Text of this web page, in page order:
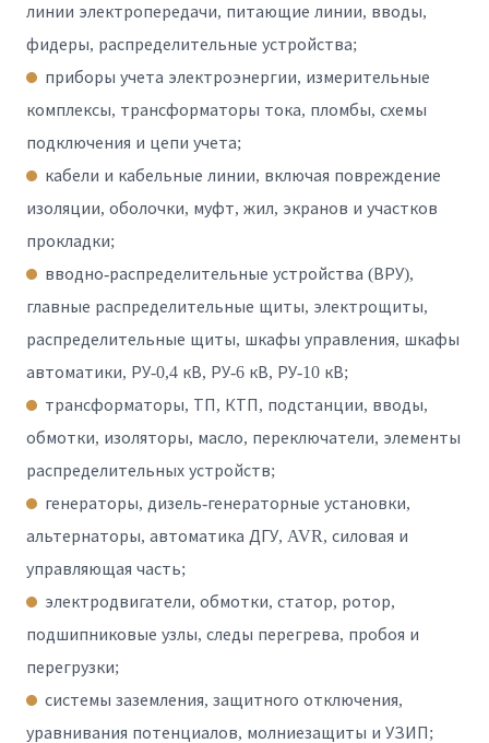
линии электропередачи, питающие линии, вводы,
фидеры, распределительные устройства;
приборы учета электроэнергии, измерительные
комплексы, трансформаторы тока, пломбы, схемы
подключения и цепи учета;
кабели и кабельные линии, включая повреждение
изоляции, оболочки, муфт, жил, экранов и участков
прокладки;
вводно-распределительные устройства (ВРУ),
главные распределительные щиты, электрощиты,
распределительные щиты, шкафы управления, шкафы
автоматики, РУ-0,4 кВ, РУ-6 кВ, РУ-10 кВ;
трансформаторы, ТП, КТП, подстанции, вводы,
обмотки, изоляторы, масло, переключатели, элементы
распределительных устройств;
генераторы, дизель-генераторные установки,
альтернаторы, автоматика ДГУ, AVR, силовая и
управляющая часть;
электродвигатели, обмотки, статор, ротор,
подшипниковые узлы, следы перегрева, пробоя и
перегрузки;
системы заземления, защитного отключения,
уравнивания потенциалов, молниезащиты и УЗИП;